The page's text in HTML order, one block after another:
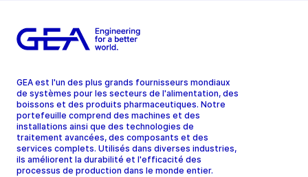
GEA est l'un des plus grands fournisseurs mondiaux
de systèmes pour les secteurs de l'alimentation, des
boissons et des produits pharmaceutiques. Notre
portefeuille comprend des machines et des
installations ainsi que des technologies de
traitement avancées, des composants et des
services complets. Utilisés dans diverses industries,
ils améliorent la durabilité et l'efficacité des
processus de production dans le monde entier.